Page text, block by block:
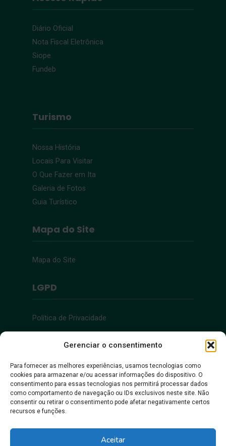
Gerenciar o consentimento
Para fornecer as melhores experiências, usamos tecnologias como
cookies para armazenar e/ou acessar informações do dispositivo. O
consentimento para essas tecnologias nos permitirá processar dados
como comportamento de navegação ou IDs exclusivos neste site. Não
consentir ou retirar o consentimento pode afetar negativamente certos
recursos e funções.
Aceitar
Diário Oficial
Nota Fiscal Eletrônica
Siope
Fundeb
Turismo
Nossa História
Locais Para Visitar
O Que Fazer em Ita
Galeria de Fotos
Guia Turístico
Mapa do Site
Mapa do Site
LGPD
Política de Privacidade
Acessibilidade
Acessibilidade